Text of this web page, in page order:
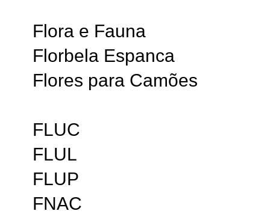
Flora e Fauna
Florbela Espanca
Flores para Camões
FLUC
FLUL
FLUP
FNAC